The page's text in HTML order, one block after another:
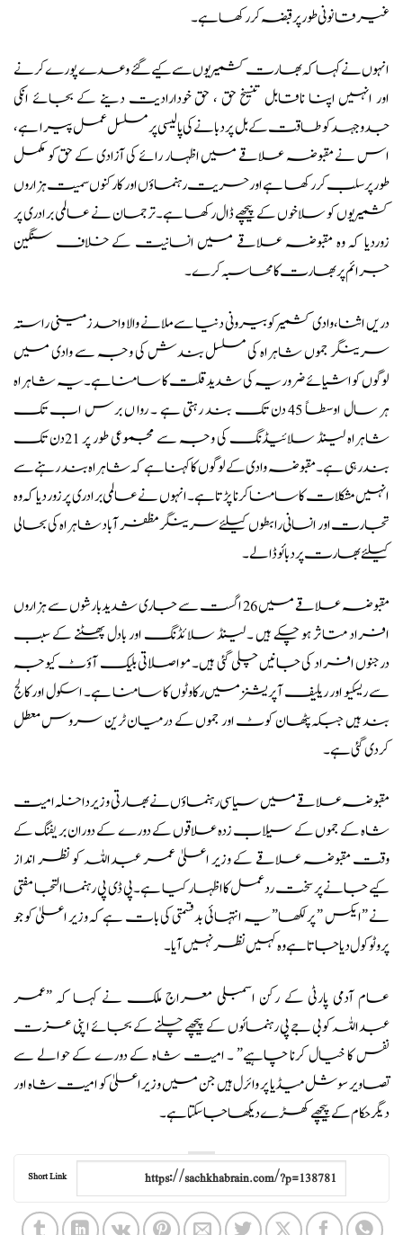
غیرقانونی طورپر قبضہ کر رکھا ہے۔
انہوں نے کہا کہ بھارت کشمیریوں سے کیے گئے وعدے پورے کرنے
اور انہیں اپنا ناقابل تنسیخ حق ، حق خودارادیت دینے کے بجائے انکی
جدوجہد کو طاقت کے بل پردبانے کی پالیسی پر مسلسل عمل پیرا ہے ،
اس نے مقبوضہ علاقے میں اظہار رائے کی آزادی کے حق کو مکمل
طورپر سلب کررکھا ہے اور حریت رہنماؤں اور کارکنوں سمیت ہزاروں
کشمیریوں کو سلاخوں کے پیچھے ڈال رکھا ہے۔ترجمان نے عالمی برادری پر
زوردیا کہ وہ مقبوضہ علاقے میں انسانیت کے خلاف سنگین
جرائم پر بھارت کا محاسبہ کرے۔
دریں اثنا، وادی کشمیر کو بیرونی دنیا سے ملانے والا واحد زمینی راستہ
سرینگر جموں شاہراہ کی مسلسل بندش کی وجہ سے وادی میں
لوگوں کو اشیائے ضروریہ کی شدید قلت کا سامنا ہے۔یہ شاہراہ
ہر سال اوسطاً 45 دن تک بند رہتی ہے ۔ روا ں برس اب تک
شاہراہ لینڈ سلائیڈنگ کی وجہ سے مجموعی طور پر 21دن تک
بند رہی ہے ۔ مقبوضہ وادی کے لوگوں کا کہنا ہے کہ شاہراہ بند رہنے سے
انہیں مشکلات کا سامنا کرنا پڑتا ہے ۔ انہوں نے عالمی برادری پر زور دیا کہ وہ
تجارت اور انسانی رابطوں کیلئے سرینگر مظفر آباد شاہراہ کی بحالی
کیلئے بھارت پر دبائو ڈالے۔
مقبوضہ علاقے میں 26 اگست سے جاری شدید بارشوں سے ہزاروں
افراد متاثر ہو چکے ہیں ۔ لینڈ سلائڈنگ اور بادل پھٹنے کے سبب
درجنوں افراد کی جانیں چلی گئی ہیں۔ مواصلاتی بلیک آؤٹ کیوجہ
سے ریسکیو اور ریلیف آپریشنز میں رکاوٹوں کا سامنا ہے۔ اسکول اور کالج
بند ہیں جبکہ پٹھان کوٹ اور جموں کے درمیان ٹرین سروس معطل
کردی گئی ہے۔
مقبوضہ علاقے میں سیاسی رہنماؤں نے بھارتی وزیر داخلہ امیت
شاہ کے جموں کے سیلاب زدہ علاقوں کے دورے کے دوران بریفنگ کے
وقت مقبوضہ علاقے کے وزیر اعلیٰ عمر عبداللہ کو نظر انداز
کیے جانے پر سخت ردعمل کا اظہار کیا ہے۔ پی ڈی پی رہنما التجا مفتی
نے ”ایکس ” پر لکھا” یہ انتہائی بدقسمتی کی بات ہے کہ وزیر اعلیٰ کو جو
پروٹوکول دیا جاتا ہے وہ کہیں نظر نہیں آیا۔
عام آدمی پارٹی کے رکن اسمبلی معراج ملک نے کہا کہ ”عمر
عبداللہ کو بی جے پی رہنمائوں کے پیچھے چلنے کے بجائے اپنی عزت
نفس کا خیال کرنا چاہیے” ۔ امیت شاہ کے دورے کے حوالے سے
تصاویر سوشل میڈیا پر وائرل ہیں جن میں وزیر اعلیٰ کو امیت شاہ اور
دیگر حکام کے پیچھے کھڑے دیکھا جاسکتا ہے۔
Short Link